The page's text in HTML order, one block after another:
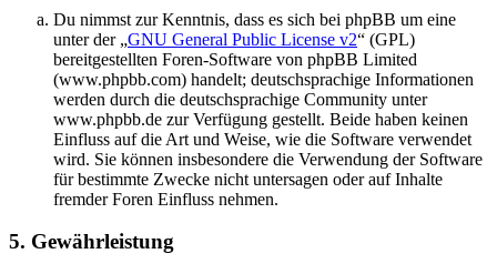
Du nimmst zur Kenntnis, dass es sich bei phpBB um eine
unter der „GNU General Public License v2“ (GPL)
bereitgestellten Foren-Software von phpBB Limited
(www.phpbb.com) handelt; deutschsprachige Informationen
werden durch die deutschsprachige Community unter
www.phpbb.de zur Verfügung gestellt. Beide haben keinen
Einfluss auf die Art und Weise, wie die Software verwendet
wird. Sie können insbesondere die Verwendung der Software
für bestimmte Zwecke nicht untersagen oder auf Inhalte
fremder Foren Einfluss nehmen.
5. Gewährleistung